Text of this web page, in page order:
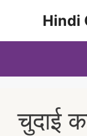
Hindi
चुदाई